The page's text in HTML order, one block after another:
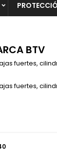
BTV
fuertes,
fuertes,